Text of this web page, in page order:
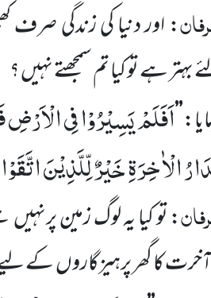
: اور دنیا کی زندگی
ہے تو کیا تم سمجھتے نہیں ؟
’’اَفَلَمْ یَسِیْرُوْا فِی
الْاٰخِرَةِ خَیْرٌ لِّلَّذِیْنَ
: تو کیا یہ لوگ زمین
کا گھر پرہیزگاروں کے لیے